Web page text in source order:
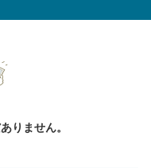
りません。